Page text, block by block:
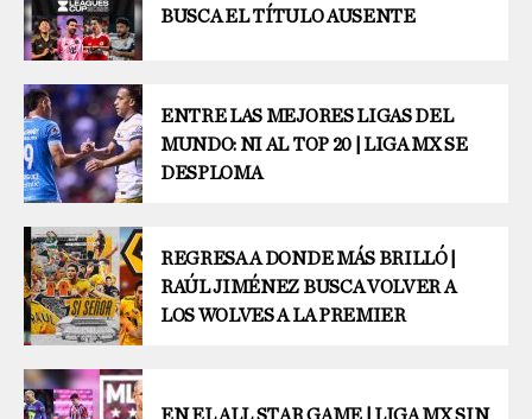
BUSCA EL TÍTULO AUSENTE
ENTRE LAS MEJORES LIGAS DEL
MUNDO: NI AL TOP 20 | LIGA MX SE
DESPLOMA
REGRESA A DONDE MÁS BRILLÓ |
RAÚL JIMÉNEZ BUSCA VOLVER A
LOS WOLVES A LA PREMIER
EN EL ALL STAR GAME | LIGA MX SIN